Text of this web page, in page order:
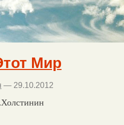
Мир
— 29.10.2012